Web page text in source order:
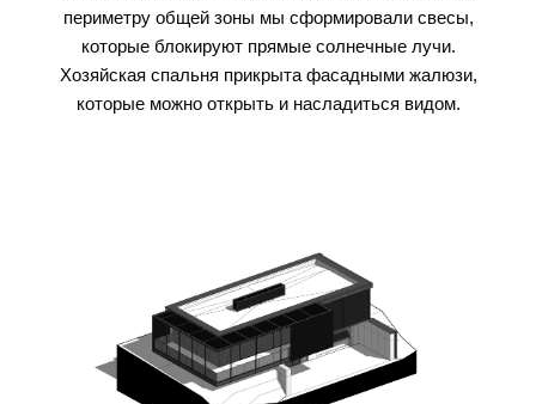
периметру общей зоны мы сформировали свесы,
которые блокируют прямые солнечные лучи.
Хозяйская спальня прикрыта фасадными жалюзи,
которые можно открыть и насладиться видом.